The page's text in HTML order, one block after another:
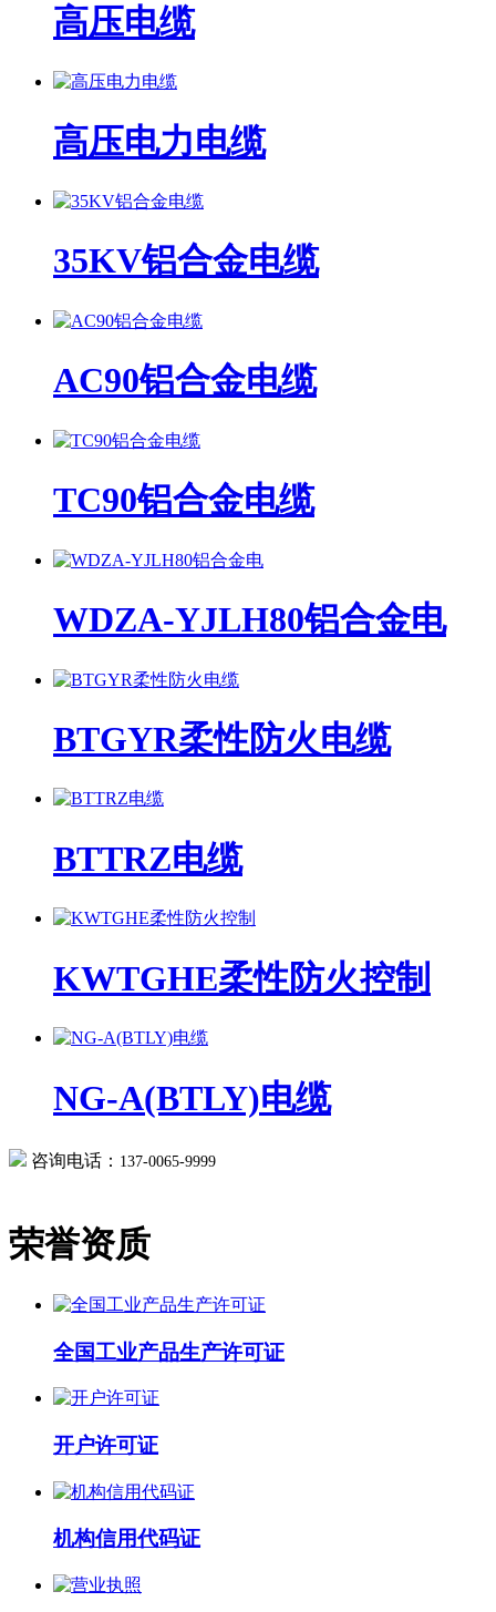
高压电缆
高压电力电缆
35KV铝合金电缆
AC90铝合金电缆
TC90铝合金电缆
WDZA-YJLH80铝合金电
BTGYR柔性防火电缆
BTTRZ电缆
KWTGHE柔性防火控制
NG-A(BTLY)电缆
咨询电话： 137-0065-9999
荣誉资质
全国工业产品生产许可证
开户许可证
机构信用代码证